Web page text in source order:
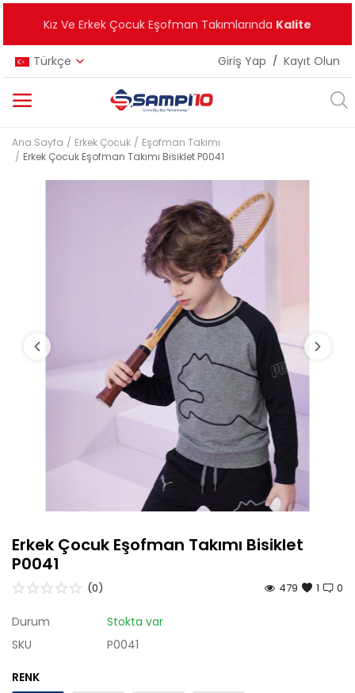
Kız Ve Erkek Çocuk Eşofman Takımlarında Kalite
Türkçe Giriş Yap / Kayıt Olun
Kategoriler
Ana Menü
Ana Sayfa Erkek Çocuk
Eşofman Takımı
Erkek Çocuk Eşofman Takımı Bisiklet P0041
Erkek Çocuk Eşofman Takımı Bisiklet
P0041
0
(0) 1
479
Durum
Stokta var
SKU
P0041
RENK